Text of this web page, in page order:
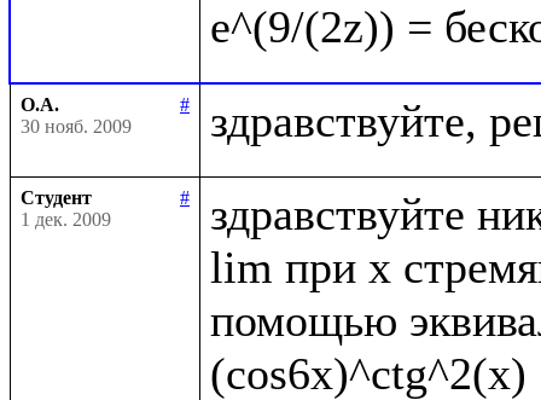
О.А.
#
30 нояб. 2009
Студент
#
1 дек. 2009
здравствуйте
lim при x
помощью
(cos6x)^ctg^2(x)